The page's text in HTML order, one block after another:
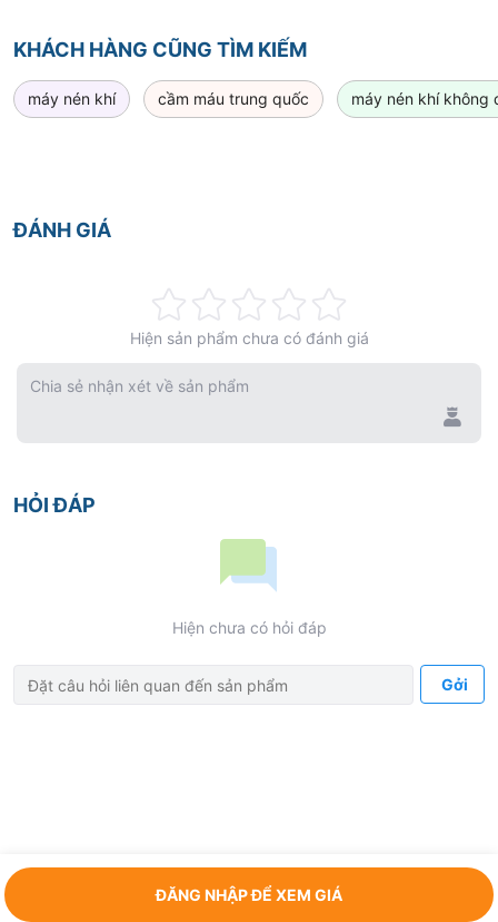
ĐĂNG NHẬP ĐỂ XEM GIÁ
KHÁCH HÀNG CŨNG TÌM KIẾM
máy nén khí cầm máu trung quốc máy nén khí không
ĐÁNH GIÁ
0%
Hiện sản phẩm chưa có đánh giá
Chia sẻ nhận xét về sản phẩm
HỎI ĐÁP
Hiện chưa có hỏi đáp
Gởi